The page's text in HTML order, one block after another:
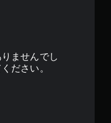
ませんでし
ださい。